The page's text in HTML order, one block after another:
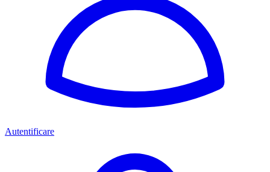
Autentificare